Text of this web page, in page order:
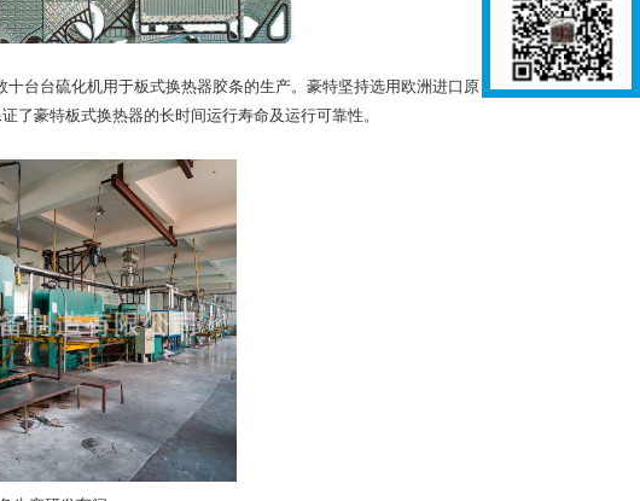
台台硫化机用于板式换热器胶条的生产。豪特坚持选用欧洲进口原
了豪特板式换热器的长时间运行寿命及运行可靠性。